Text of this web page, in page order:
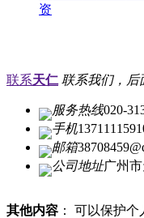
资
联系天仁 联系我们，后
服务热线020-
手机
邮箱
公司地址广州
其他内容 ： 可以保护